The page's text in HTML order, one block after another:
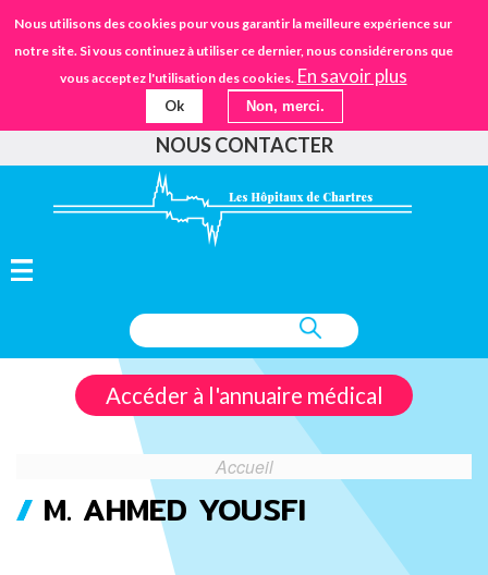
Nous utilisons des cookies pour vous garantir la meilleure expérience sur
notre site. Si vous continuez à utiliser ce dernier, nous considérerons que
vous acceptez l'utilisation des cookies. En savoir plus
Ok Non, merci.
Aller
au
contenu
principal
URGENCES STANDARD
02.37.30.30.30
IFSANTÉ CHARTRES
EHPAD
FAIRE UN DON
NOUS CONTACTER
Accéder à l'annuaire médical
Accueil
M. AHMED YOUSFI